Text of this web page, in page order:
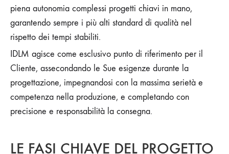
piena autonomia complessi progetti chiavi in mano,
garantendo sempre i più alti standard di qualità nel
rispetto dei tempi stabiliti.
IDLM agisce come esclusivo punto di riferimento per il
Cliente, assecondando le Sue esigenze durante la
progettazione, impegnandosi con la massima serietà e
competenza nella produzione, e completando con
precisione e responsabilità la consegna.
LE FASI CHIAVE DEL PROGETTO